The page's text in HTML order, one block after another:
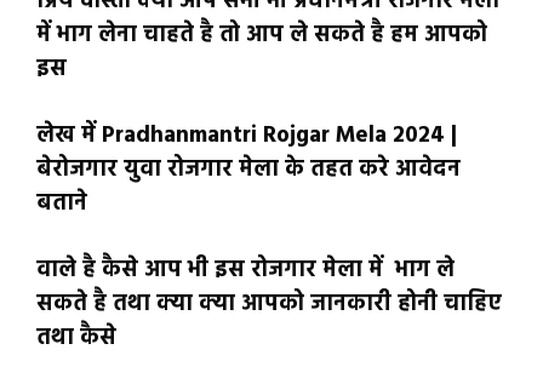
में भाग लेना चाहते है तो आप ले सकते है हम आपको
इस
लेख में Pradhanmantri Rojgar Mela 2024 |
बेरोजगार युवा रोजगार मेला के तहत करे आवेदन
बताने
वाले है कैसे आप भी इस रोजगार मेला में भाग ले
सकते है तथा क्या क्या आपको जानकारी होनी चाहिए
तथा कैसे